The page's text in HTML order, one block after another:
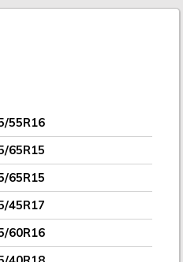
55R16
65R15
65R15
45R17
60R16